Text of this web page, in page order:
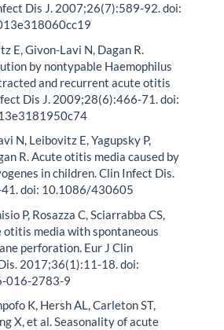
Dis J. 2007;26(7):589-92. doi:
E, Givon-Lavi N, Dagan R.
by nontypable Haemophilus
and recurrent acute otitis
Dis J. 2009;28(6):466-71. doi:
N, Leibovitz E, Yagupsky P,
R. Acute otitis media caused by
in children. Clin Infect Dis.
doi: 10.1086/430605
P, Rosazza C, Sciarrabba CS,
otitis media with spontaneous
perforation. Eur J Clin
2017;36(1):11-18. doi:
016-2783-9
K, Hersh AL, Carleton ST,
X, et al. Seasonality of acute